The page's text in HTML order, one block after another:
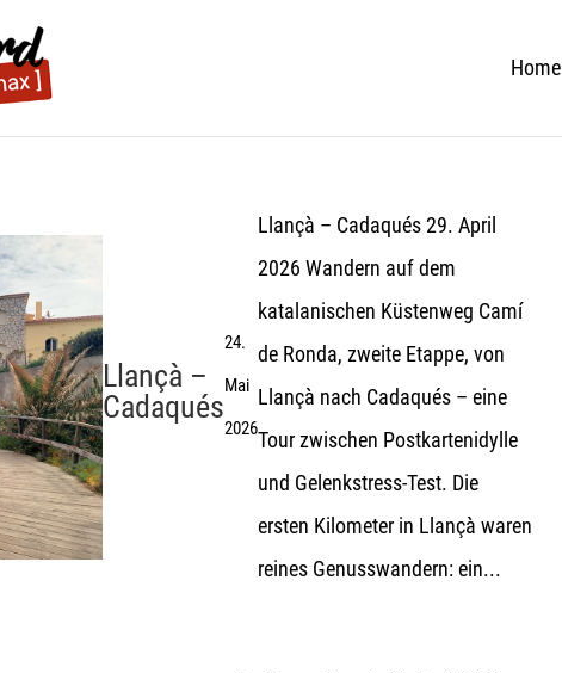
Home
Llançà –
Cadaqués
24.
Mai
2026
Llançà – Cadaqués 29. April
2026 Wandern auf dem
katalanischen Küstenweg Camí
de Ronda, zweite Etappe, von
Llançà nach Cadaqués – eine
Tour zwischen Postkartenidylle
und Gelenkstress-Test. Die
ersten Kilometer in Llançà waren
reines Genusswandern: ein...